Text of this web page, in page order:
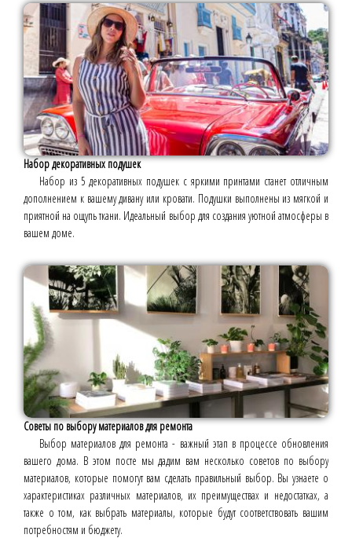
Набор декоративных подушек
Набор из 5 декоративных подушек с яркими принтами станет отличным
дополнением к вашему дивану или кровати. Подушки выполнены из мягкой и
приятной на ощупь ткани. Идеальный выбор для создания уютной атмосферы в
вашем доме.
Советы по выбору материалов для ремонта
Выбор материалов для ремонта - важный этап в процессе обновления
вашего дома. В этом посте мы дадим вам несколько советов по выбору
материалов, которые помогут вам сделать правильный выбор. Вы узнаете о
характеристиках различных материалов, их преимуществах и недостатках, а
также о том, как выбрать материалы, которые будут соответствовать вашим
потребностям и бюджету.